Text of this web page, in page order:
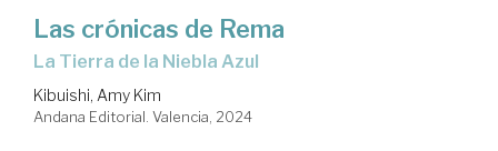
Las crónicas de Rema
La Tierra de la Niebla Azul
Kibuishi, Amy Kim
Andana Editorial. Valencia, 2024